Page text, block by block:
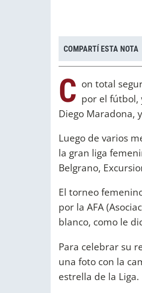
COMPARTÍ ESTA NOTA
C on total
por el fútbol,
Diego Maradona,
Luego de varios
la gran liga
Belgrano,
El torneo
por la AFA
blanco, como le
Para celebrar su
una foto con la
estrella de la Liga.